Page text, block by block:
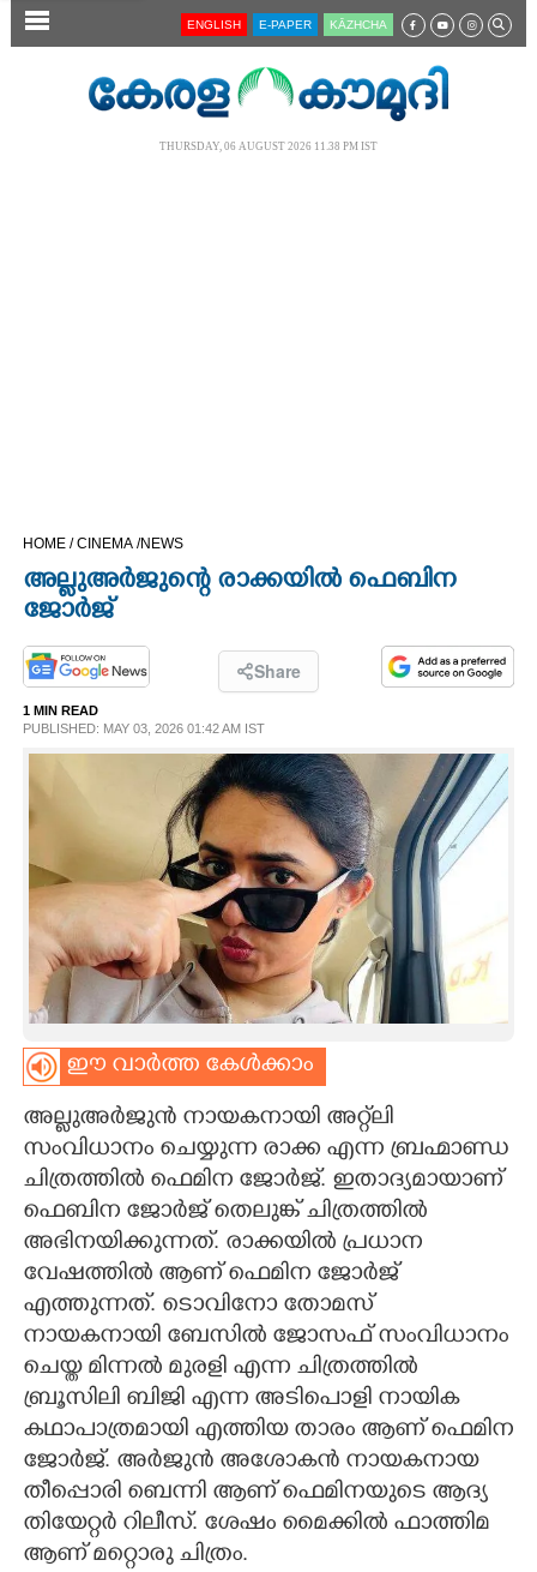
SECTIONS
INFO+
ART
ASTRO
CARTOONS
LITERATURE
ENGLISH E-PAPER KĀZHCHA
THURSDAY, 06 AUGUST 2026 11.38 PM IST
HOME /CINEMA /NEWS
അല്ലുഅർജുന്റെ രാക്കയിൽ ഫെബിന
ജോർജ്
Share
1 MIN READ
PUBLISHED: MAY 03, 2026 01:42 AM IST
ഈ വാർത്ത കേൾക്കാം
അല്ലുഅർജുൻ നായകനായി അറ്റ്‌ലി
സംവിധാനം ചെയ്യുന്ന രാക്ക എന്ന ബ്രഹ്മാണ്ഡ
ചിത്രത്തിൽ ഫെമിന ജോർജ്. ഇതാദ്യമായാണ്
ഫെബിന ജോർജ് തെലുങ്ക് ചിത്രത്തിൽ
അഭിനയിക്കുന്നത്. രാക്കയിൽ പ്രധാന
വേഷത്തിൽ ആണ് ഫെമിന ജോർജ്
എത്തുന്നത്. ടൊവിനോ തോമസ്
നായകനായി ബേസിൽ ജോസഫ് സംവിധാനം
ചെയ്ത മിന്നൽ മുരളി എന്ന ചിത്രത്തിൽ
ബ്രൂസിലി ബിജി എന്ന അടിപൊളി നായിക
കഥാപാത്രമായി എത്തിയ താരം ആണ് ഫെമിന
ജോർജ്. അർജുൻ അശോകൻ നായകനായ
തീപ്പൊരി ബെന്നി ആണ് ഫെമിനയുടെ ആദ്യ
തിയേറ്റർ റിലീസ്. ശേഷം മൈക്കിൽ ഫാത്തിമ
ആണ് മറ്റൊരു ചിത്രം.